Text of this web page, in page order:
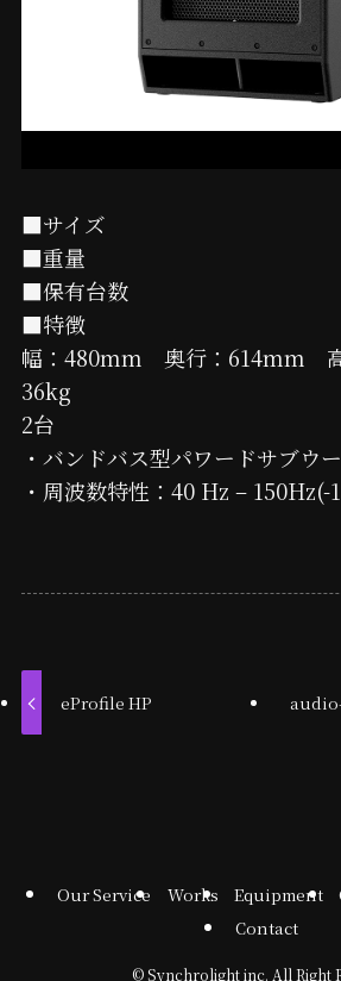
■サイズ
■重量
■保有台数
■特徴
幅：480mm 奥行：614mm
36kg
2台
・バンドバス型パワードサブウ
・周波数特性：40 Hz – 150Hz(-
eProfile HP
Our Service Works Equipment
Contact
©Synchrolight inc. All Right